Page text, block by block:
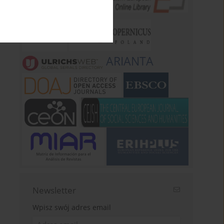
ARIANTA
Newsletter
Wpisz swój adres email